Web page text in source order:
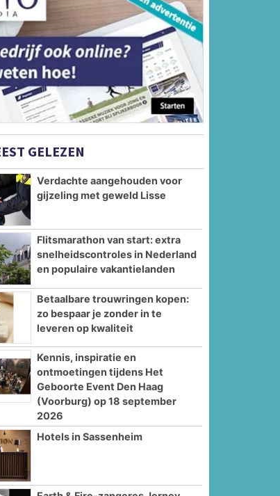
GELEZEN
Verdachte aangehouden voor
gijzeling met geweld Lisse
Flitsmarathon van start: extra
snelheidscontroles in Nederland
en populaire vakantielanden
Betaalbare trouwringen kopen:
zo bespaar je zonder in te
leveren op kwaliteit
Kennis, inspiratie en
ontmoetingen tijdens Het
Geboorte Event Den Haag
(Voorburg) op 18 september
2026
Hotels in Sassenheim